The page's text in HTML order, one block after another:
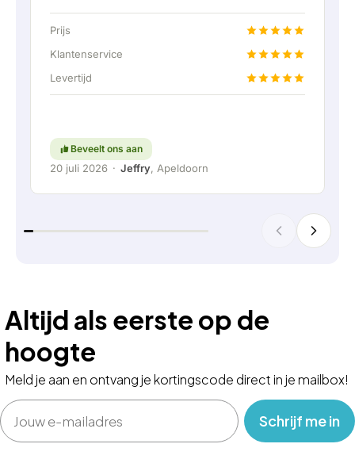
afspraak van levering werd er zelfs een gratis
een vaste aansluiting aangeboden om de thuis
accu doormiddel van een vaste verbinding aan
Kortom; een erg fijn bedrijf waar service en
Prijs
Klantenservice
Levertijd
Beveelt ons aan
20 juli 2026 · Jeffry, Apeldoorn
Altijd als eerste op de
hoogte
Meld je aan en ontvang je kortingscode direct in je mailbox!
Email
‎ ‎ ‎ Schrijf me in‎ ‎ ‎ ‎